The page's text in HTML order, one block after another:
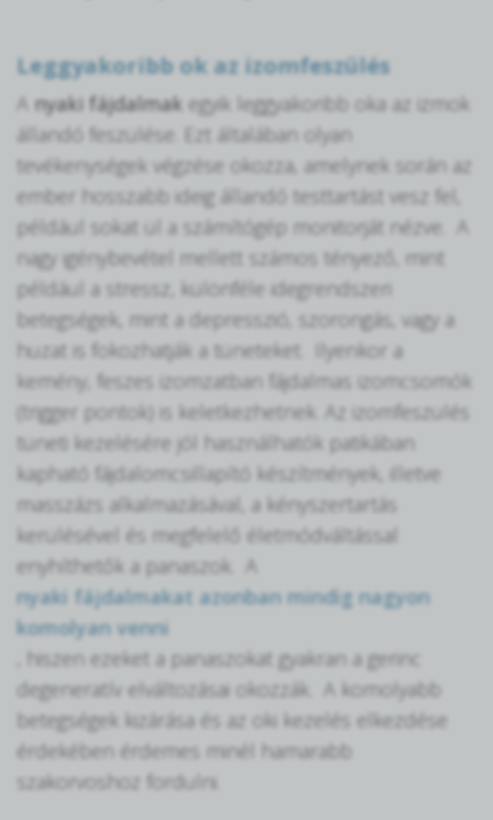
Leggyakoribb ok az izomfeszülés
A nyaki fájdalmak egyik leggyakoribb oka az izmok
állandó feszülése. Ezt általában olyan
tevékenységek végzése okozza, amelynek során az
ember hosszabb ideig állandó testtartást vesz fel,
például sokat ül a számítógép monitorját nézve. A
nagy igénybevétel mellett számos tényező, mint
például a stressz, különféle idegrendszeri
betegségek, mint a depresszió, szorongás, vagy a
huzat is fokozhatják a tüneteket. Ilyenkor a
kemény, feszes izomzatban fájdalmas izomcsomók
(trigger pontok) is keletkezhetnek. Az izomfeszülés
tüneti kezelésére jól használhatók patikában
kapható fájdalomcsillapító készítmények, illetve
masszázs alkalmazásával, a kényszertartás
kerülésével és megfelelő életmódváltással
enyhíthetők a panaszok. A
nyaki fájdalmakat azonban mindig nagyon
komolyan venni
, hiszen ezeket a panaszokat gyakran a gerinc
degeneratív elváltozásai okozzák. A komolyabb
betegségek kizárása és az oki kezelés elkezdése
érdekében érdemes minél hamarabb
szakorvoshoz fordulni.